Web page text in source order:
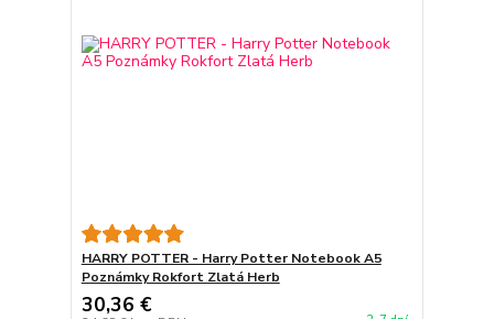
HARRY POTTER - Harry Potter Notebook A5
Poznámky Rokfort Zlatá Herb
30,36 €